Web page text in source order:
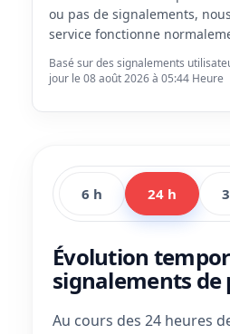
ou pas de signalements,
service fonctionne
Basé sur des signalements
jour le 08 août 2026 à 05:44 Heure
6 h 24 h
Évolution
signalements de
Au cours des 24 heures